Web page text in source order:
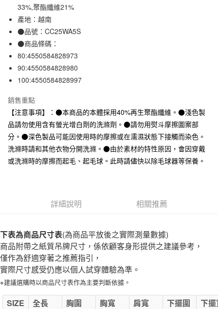
合作金庫商業銀行
華南商業銀行
上海商業儲蓄銀行
臺灣中小企業銀行
匯豐（台灣）商業銀行
聯邦商業銀行
元大商業銀行
台新國際商業銀行
台灣樂天信用卡公司
超商取貨付款
LINE Pay
Apple Pay
街口支付
悠遊付
運送方式
全家取貨付款
每筆NT$65，滿NT$1,000(含以上)免運費
付款後全家取貨
每筆NT$65，滿NT$1,000(含以上)免運費
每筆NT$65，滿NT$1,000(含以上)免運費
每筆NT$65，滿NT$1,000(含以上)免運費
宅配
每筆NT$150，滿NT$2,000(含以上)免運費
無印良品門市自取
33%,聚酯纖維21%
產地：越南
●品號：CC25WA5S
●商品條碼：
80:4550584828973
90:4550584828980
100:4550584828997
銷售重點
【注意事項】：●本商品的本體採用40%再生聚酯纖維。●淺色製
品請勿使用含有螢光增白劑的洗滌劑。●請勿用熨斗摩擦圖案部
分。●深色製品可能因使用時的摩擦或在濡濕狀態下接觸而染色。
洗滌時請和其他衣物分開洗滌。●由於素材的特性原因，會因穿戴
或洗滌時的摩擦而起毛、起毛球。此時請儘快以除毛球器等保養。
詳細說明 相關推薦
下表為商品尺寸表(為商品平放後之實際測量數據)
商品附帶之紙質吊牌尺寸，係依顧客身形提供之建議參考，
僅作為舒適穿著之推薦指引，
實際尺寸感受仍應以個人試穿體驗為準。
※建議選購時以商品尺寸表作為主要判斷依據。
SIZE 全長 胸圍 胸寬 肩寬 下擺圍
下